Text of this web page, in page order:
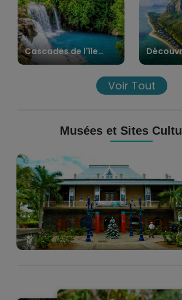
Cascades de l'île
Maurice
Brabant
Voir Tout
Musées et Sites
Blue
Penny